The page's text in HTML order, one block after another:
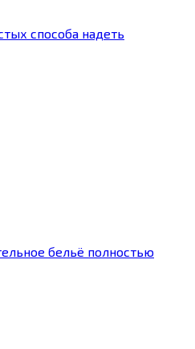
способа надеть
бельё полностью